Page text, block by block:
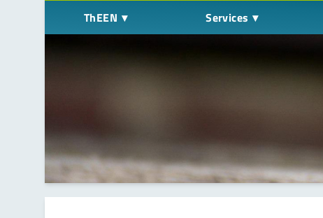
Navigation überspringen
ThEEN Services